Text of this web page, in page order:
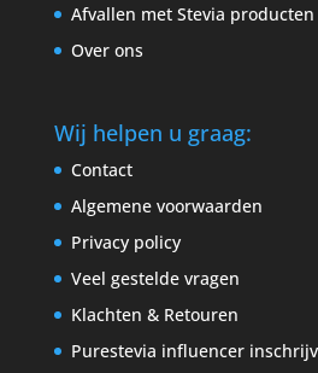
Afvallen met Stevia producten
Over ons
Wij helpen u graag:
Contact
Algemene voorwaarden
Privacy policy
Veel gestelde vragen
Klachten & Retouren
Purestevia influencer